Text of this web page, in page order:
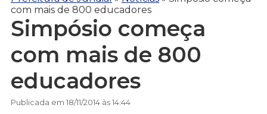
com mais de 800 educadores
Simpósio começa
com mais de 800
educadores
Publicada em 18/11/2014 às 14:44